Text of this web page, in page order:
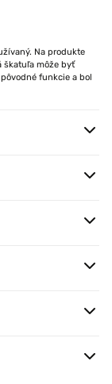
Na produkte
škatuľa môže byť
funkcie a bol